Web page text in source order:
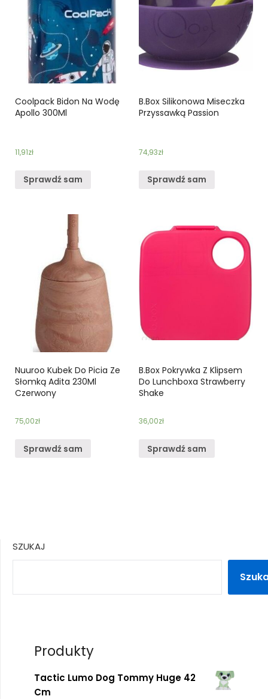
Coolpack Bidon Na Wodę
Apollo 300Ml
11,91zł
Sprawdź sam
B.Box Silikonowa Miseczka
Przyssawką Passion
74,93zł
Sprawdź sam
Nuuroo Kubek Do Picia Ze
Słomką Adita 230Ml
Czerwony
75,00zł
Sprawdź sam
B.Box Pokrywka Z Klipsem
Do Lunchboxa Strawberry
Shake
36,00zł
Sprawdź sam
SZUKAJ
Produkty
Tactic Lumo Dog Tommy Huge 42
Cm